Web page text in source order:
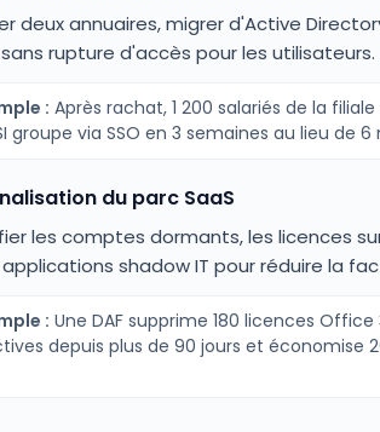
deux annuaires, migrer d'Active
rupture d'accès pour les utilisateurs.
: Après rachat, 1 200 salariés de la
groupe via SSO en 3 semaines au lieu de 6
du parc SaaS
les comptes dormants, les licences
shadow IT pour réduire la
: Une DAF supprime 180 licences Office
depuis plus de 90 jours et économise